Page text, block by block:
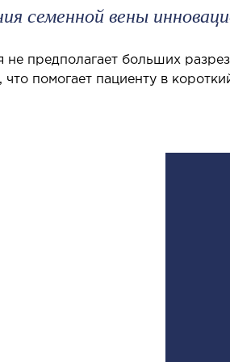
услуги
семенной вены
предполагает больших
что помогает пациенту в